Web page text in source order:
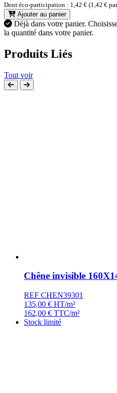
Dont éco-participation : 1,42 € (1,42 €
Ajouter au panier
Déjà dans votre panier.
la quantité dans votre panier.
Produits Liés
Tout voir
Chêne invisible
REF CHEN39301
135,00 € HT/m²
162,00 € TTC/m²
Stock limité